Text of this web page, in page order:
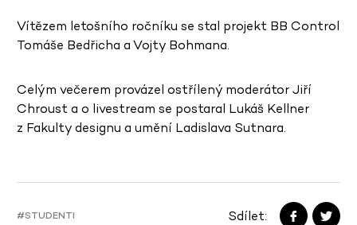
Vítězem letošního ročníku se stal projekt BB Control
Tomáše Bedřicha a Vojty Bohmana.
Celým večerem provázel ostřílený moderátor Jiří
Chroust a o livestream se postaral Lukáš Kellner
z Fakulty designu a umění Ladislava Sutnara.
#STUDENTI Sdílet: